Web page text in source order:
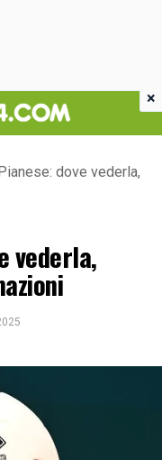
dove vederla,
vederla,
×